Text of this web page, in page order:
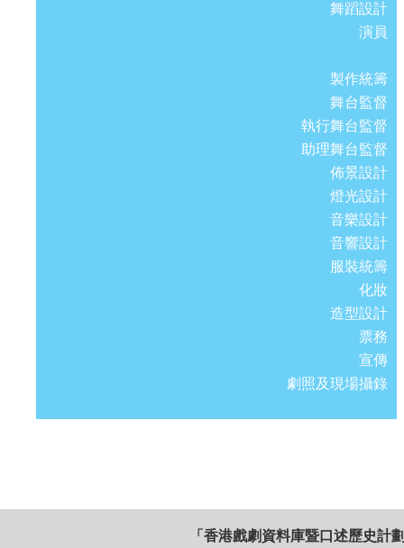
舞蹈設計
演員
製作統籌
舞台監督
執行舞台監督
助理舞台監督
佈景設計
燈光設計
音樂設計
音響設計
服裝統籌
化妝
造型設計
票務
宣傳
劇照及現場攝錄
「香港戲劇資料庫暨口述歷史計